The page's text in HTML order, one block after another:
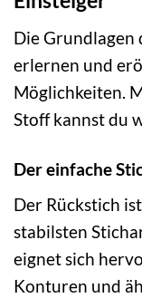
Die Grundlagen
erlernen und
Möglichkeiten.
Stoff kannst du
Der einfache
Der Rückstich
stabilsten
eignet sich
Konturen und